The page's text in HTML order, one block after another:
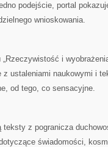
podejście, portal
wnioskowania.
„Rzeczywistość i
z ustaleniami naukowymi i
od tego, co sensacyjne.
z pogranicza
świadomości,